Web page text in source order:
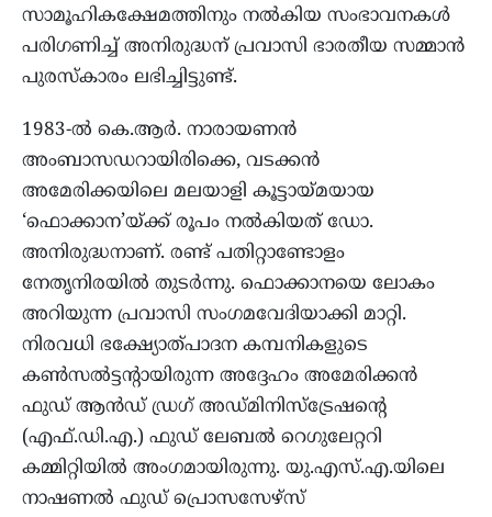
സാമൂഹികക്ഷേമത്തിനും നൽകിയ സംഭാവനകൾ
പരിഗണിച്ച് അനിരുദ്ധന് പ്രവാസി ഭാരതീയ സമ്മാൻ
പുരസ്‌കാരം ലഭിച്ചിട്ടുണ്ട്.
1983-ൽ കെ.ആർ. നാരായണൻ
അംബാസഡറായിരിക്കെ, വടക്കൻ
അമേരിക്കയിലെ മലയാളി കൂട്ടായ്‌മയായ
‘ഫൊക്കാന’യ്ക്ക് രൂപം നൽകിയത് ഡോ.
അനിരുദ്ധനാണ്. രണ്ട് പതിറ്റാണ്ടോളം
നേതൃനിരയിൽ തുടർന്നു. ഫൊക്കാനയെ ലോകം
അറിയുന്ന പ്രവാസി സംഗമവേദിയാക്കി മാറ്റി.
നിരവധി ഭക്ഷ്യോത്പാദന കമ്പനികളുടെ
കൺസൽട്ടന്റായിരുന്ന അദ്ദേഹം അമേരിക്കൻ
ഫുഡ് ആൻഡ് ഡ്രഗ് അഡ്‌മിനിസ്ട്രേഷന്റെ
(എഫ്.ഡി.എ.) ഫുഡ് ലേബൽ റെഗുലേറ്ററി
കമ്മിറ്റിയിൽ അംഗമായിരുന്നു. യു.എസ്.എ.യിലെ
നാഷണൽ ഫുഡ് പ്രൊസസേഴ്‌സ്